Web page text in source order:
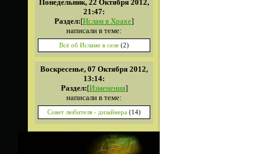
Понедельник, 22 Октября 2012,
21:47:
Раздел:[Ислам в Храхе]
написали в теме:
Всё об Исламе в селе (2)
Воскресенье, 07 Октября 2012,
13:14:
Раздел:[Изменения]
написали в теме:
Совет любителя - дизайнера (14)